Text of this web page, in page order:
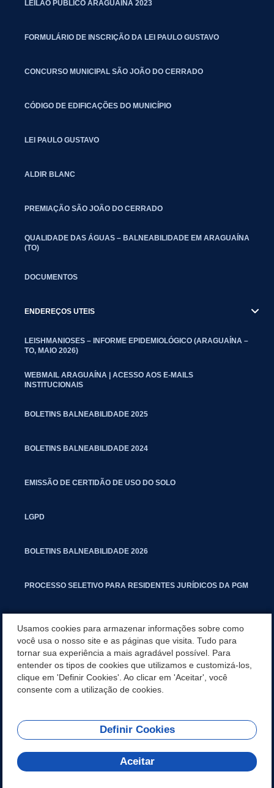
LEILÃO PÚBLICO ARAGUAÍNA 2023
FORMULÁRIO DE INSCRIÇÃO DA LEI PAULO GUSTAVO
CONCURSO MUNICIPAL SÃO JOÃO DO CERRADO
CÓDIGO DE EDIFICAÇÕES DO MUNICÍPIO
LEI PAULO GUSTAVO
ALDIR BLANC
PREMIAÇÃO SÃO JOÃO DO CERRADO
QUALIDADE DAS ÁGUAS – BALNEABILIDADE EM ARAGUAÍNA
(TO)
DOCUMENTOS
ENDEREÇOS UTEIS
LEISHMANIOSES – INFORME EPIDEMIOLÓGICO (ARAGUAÍNA –
TO, MAIO 2026)
WEBMAIL ARAGUAÍNA | ACESSO AOS E-MAILS
INSTITUCIONAIS
BOLETINS BALNEABILIDADE 2025
BOLETINS BALNEABILIDADE 2024
EMISSÃO DE CERTIDÃO DE USO DO SOLO
LGPD
BOLETINS BALNEABILIDADE 2026
PROCESSO SELETIVO PARA RESIDENTES JURÍDICOS DA PGM
MANUAL DE PROCEDIMENTOS IMOBILIÁRIOS SEINFRA
TURMINHA DO LAGO
REDES SOCIAIS
Usamos cookies para armazenar informações sobre como
você usa o nosso site e as páginas que visita. Tudo para
tornar sua experiência a mais agradável possível. Para
entender os tipos de cookies que utilizamos e customizá-los,
clique em 'Definir Cookies'. Ao clicar em 'Aceitar', você
consente com a utilização de cookies.
Definir Cookies
Aceitar